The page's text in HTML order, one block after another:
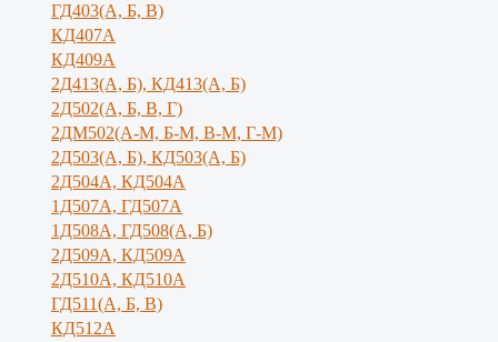
ГД403(А, Б, В)
КД407А
КД409А
2Д413(А, Б), КД413(А, Б)
2Д502(А, Б, В, Г)
2ДМ502(А-М, Б-М, В-М, Г-М)
2Д503(А, Б), КД503(А, Б)
2Д504А, КД504А
1Д507А, ГД507А
1Д508А, ГД508(А, Б)
2Д509А, КД509А
2Д510А, КД510А
ГД511(А, Б, В)
КД512А